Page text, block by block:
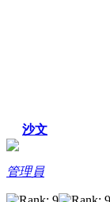
沙文
管理員